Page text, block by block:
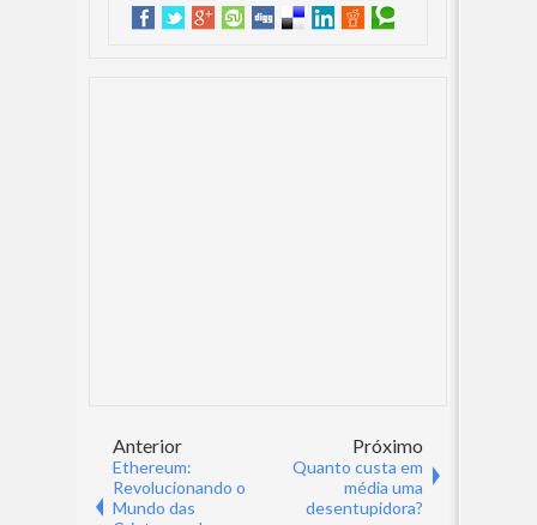
Anterior
Ethereum:
Revolucionando o
Mundo das
Próximo
Quanto custa em
média uma
desentupidora?